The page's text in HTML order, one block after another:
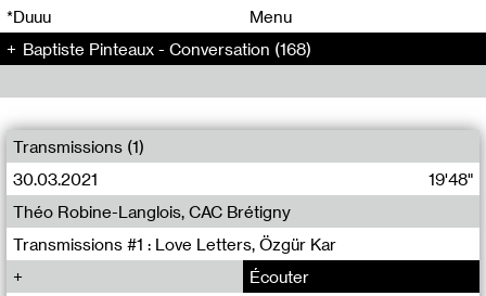
*Duuu
Menu
Baptiste Pinteaux - Conversation (168)
Transmissions (1)
30.03.2021
19'48"
Transmissions #1 : Love Letters, Özgür Kar
Théo Robine-Langlois, CAC Brétigny
Écouter
00 00
00 00